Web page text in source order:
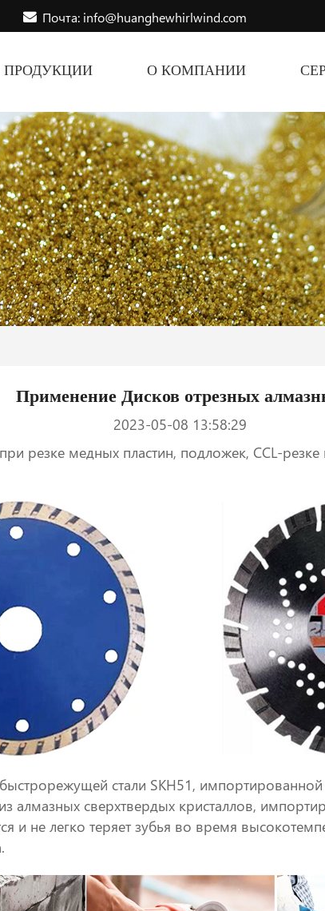
Почта: info@huanghewhirlwind.com
ПРОДУКЦИИ О КОМПАНИИ
Применение Дисков отрезных
2023-05-08 13:58:29
резке медных пластин, подложек, CCL-
стали SKH51,
алмазных сверхтвердых кристаллов,
и не легко теряет зубья во время